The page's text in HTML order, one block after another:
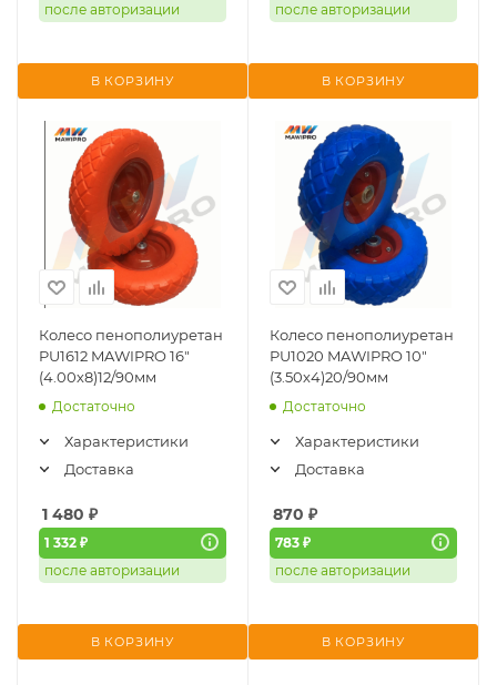
после авторизации
В КОРЗИНУ
после авторизации
В КОРЗИНУ
Колесо пенополиуретан
PU1612 MAWIPRO 16"
(4.00х8)12/90мм
Достаточно
Характеристики
Доставка
1 480 ₽
1 332 ₽
после авторизации
В КОРЗИНУ
Колесо пенополиуретан
PU1020 MAWIPRO 10"
(3.50х4)20/90мм
Достаточно
Характеристики
Доставка
870 ₽
783 ₽
после авторизации
В КОРЗИНУ